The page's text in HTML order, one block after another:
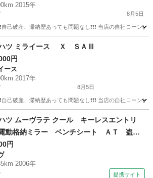
2015年
8月5日
自己破産、滞納歴あっても問題なし❗️❗️❗️ 当店の自社ロ
ツ ミライース Ｘ ＳＡⅢ
円
ース
2017年
8月5日
自己破産、滞納歴あっても問題なし❗️❗️❗️ 当店の自社ロ
イース 頭金
ツ ムーヴラテ クール キーレスエントリ
動格納ミラー ベンチシート ＡＴ 盗難
ステム ＡＢＳ ＣＤ アルミホイール
全ボディ エアコン パワーステアリン
整備付 （車検整備付）
円
2006年
提携サイト